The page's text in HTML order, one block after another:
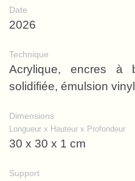
Date
2026
Technique
Acrylique, encres à
solidifiée, émulsion
Dimensions
Longueur x Hauteur x Profondeur
30 x 30 x 1 cm
Support